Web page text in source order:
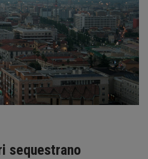
sequestrano